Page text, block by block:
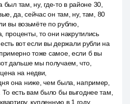
был там, ну, где-то в районе 30,
да, сейчас он там, ну, там, 80
вы возьмёте по рублю,
проценты, то они накрутились
вот если вы держали рубли на
тоже самое, если б вы
дальше мы получаем, что,
на недви,
она ниже, чем была, например,
есть вам было бы выгоднее там,
купленную в 1 году,